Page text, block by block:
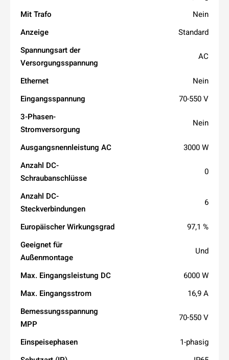
Mit Trafo
Nein
Anzeige
Standard
Spannungsart der
Versorgungsspannung
AC
Ethernet
Nein
Eingangsspannung
70-550 V
3-Phasen-
Stromversorgung
Nein
Ausgangsnennleistung AC
3000 W
Anzahl DC-
Schraubanschlüsse
0
Anzahl DC-
Steckverbindungen
6
Europäischer Wirkungsgrad
97,1 %
Geeignet für
Außenmontage
Und
Max. Eingangsleistung DC
6000 W
Max. Eingangsstrom
16,9 A
Bemessungsspannung
MPP
70-550 V
Einspeisephasen
1-phasig